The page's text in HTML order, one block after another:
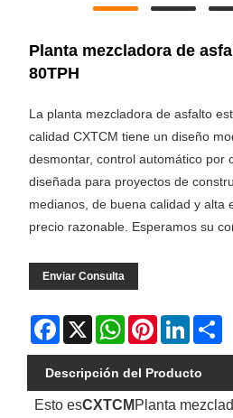
Planta mezcladora de
80TPH
La planta mezcladora de asfalto
calidad CXTCM tiene un diseño
desmontar, control automático por
diseñada para proyectos de
medianos, de buena calidad y alta
precio razonable. Esperamos su
Enviar Consulta
Facebook
X WhatsAppPinterestLinkedIn
Descripción del Producto
Esto esCXTCM Planta